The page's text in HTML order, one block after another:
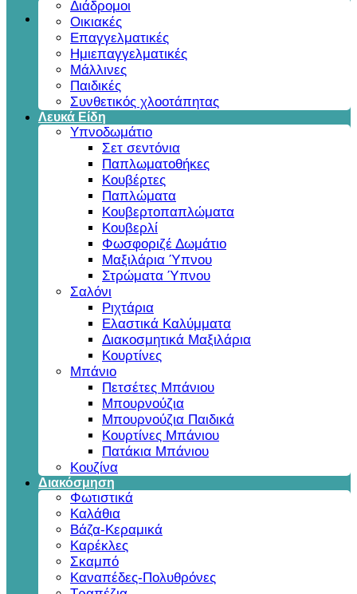
Διάδρομοι
Οικιακές
Επαγγελματικές
Ημιεπαγγελματικές
Μάλλινες
Παιδικές
Συνθετικός χλοοτάπητας
Λευκά Είδη
Υπνοδωμάτιο
Σετ σεντόνια
Παπλωματοθήκες
Κουβέρτες
Παπλώματα
Κουβερτοπαπλώματα
Κουβερλί
Φωσφοριζέ Δωμάτιο
Μαξιλάρια Ύπνου
Στρώματα Ύπνου
Σαλόνι
Ριχτάρια
Ελαστικά Καλύμματα
Διακοσμητικά Μαξιλάρια
Κουρτίνες
Μπάνιο
Πετσέτες Μπάνιου
Μπουρνούζια
Μπουρνούζια Παιδικά
Κουρτίνες Μπάνιου
Πατάκια Μπάνιου
Κουζίνα
Διακόσμηση
Φωτιστικά
Καλάθια
Βάζα-Κεραμικά
Καρέκλες
Σκαμπό
Καναπέδες-Πολυθρόνες